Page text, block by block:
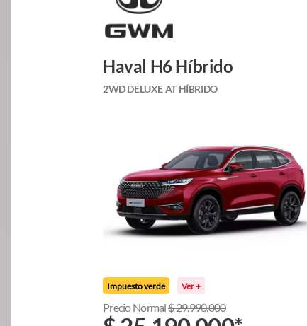
Haval H6 Híbrido
2WD DELUXE AT HÍBRIDO
Impuesto verde Ver +
Precio Normal$29.990.000